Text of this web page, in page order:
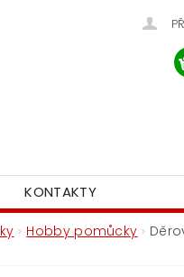
KONTAKTY
Hobby pomůcky